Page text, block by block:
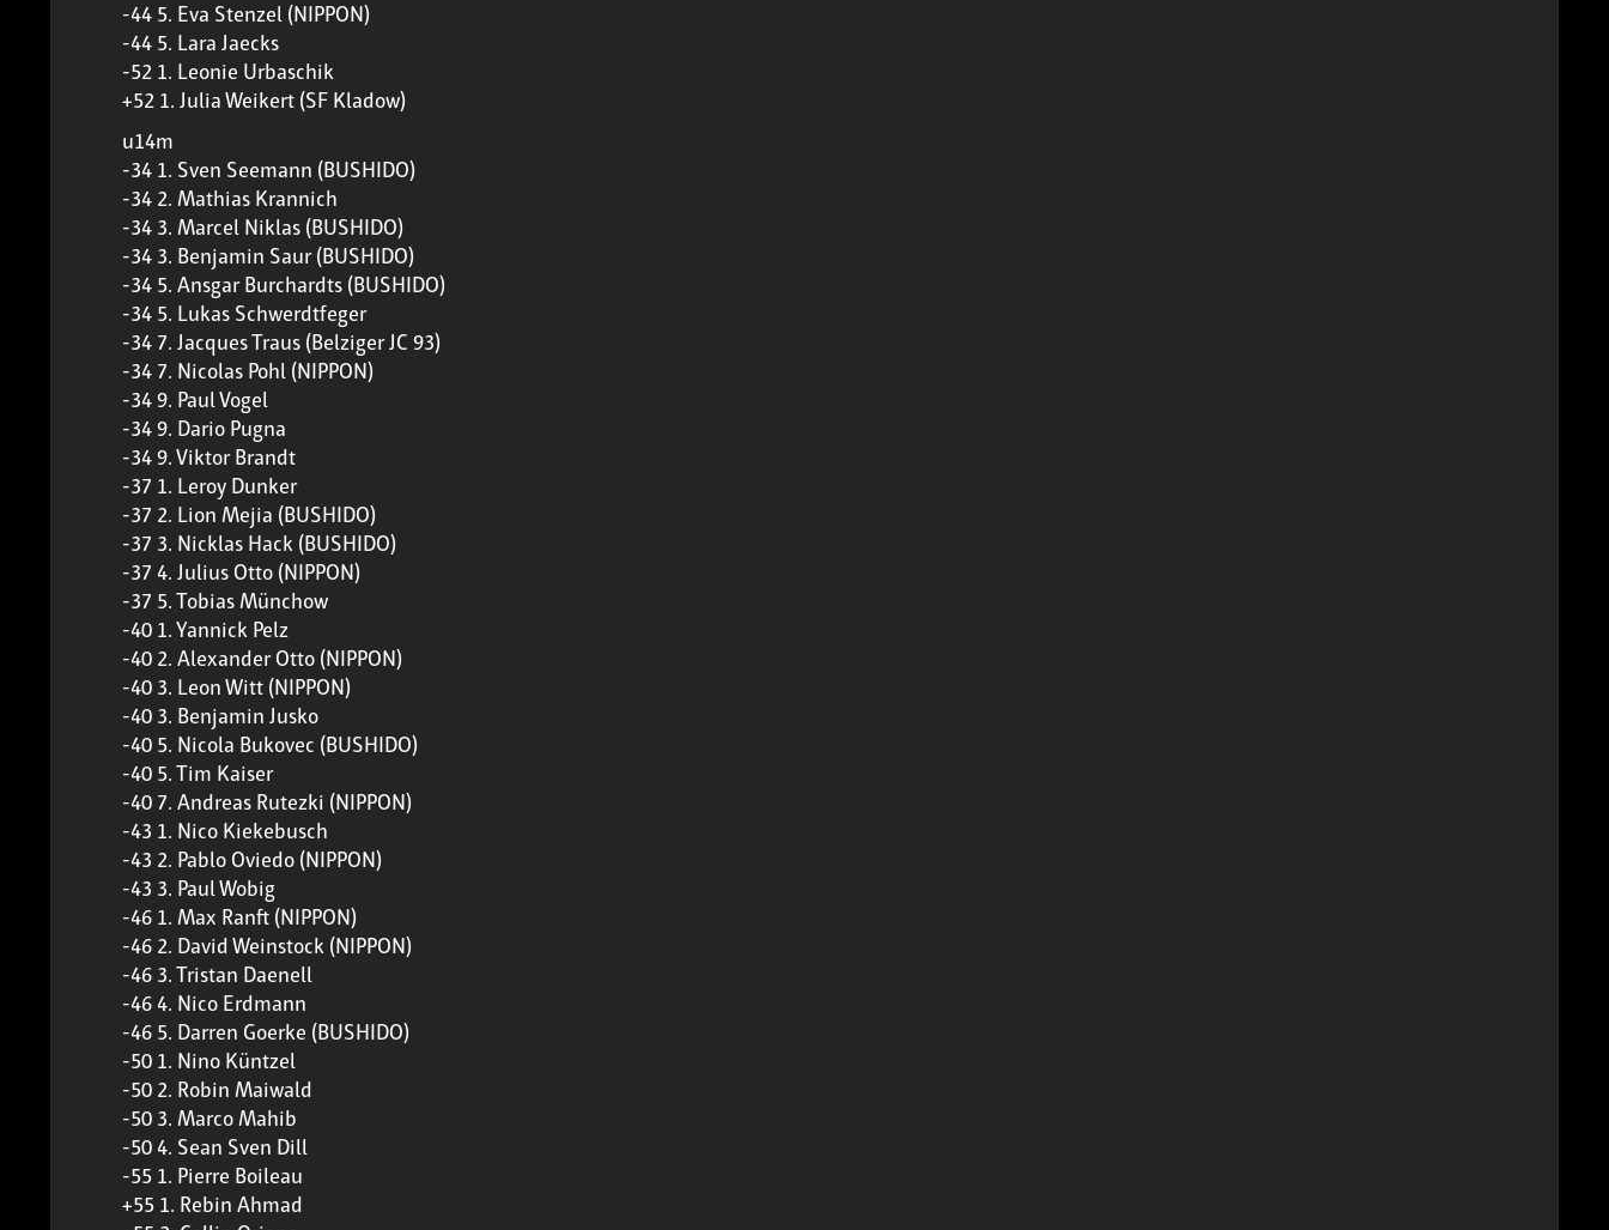
-44 5. Eva Stenzel (NIPPON)
-44 5. Lara Jaecks
-52 1. Leonie Urbaschik
+52 1. Julia Weikert (SF Kladow)
u14m
-34 1. Sven Seemann (BUSHIDO)
-34 2. Mathias Krannich
-34 3. Marcel Niklas (BUSHIDO)
-34 3. Benjamin Saur (BUSHIDO)
-34 5. Ansgar Burchardts (BUSHIDO)
-34 5. Lukas Schwerdtfeger
-34 7. Jacques Traus (Belziger JC 93)
-34 7. Nicolas Pohl (NIPPON)
-34 9. Paul Vogel
-34 9. Dario Pugna
-34 9. Viktor Brandt
-37 1. Leroy Dunker
-37 2. Lion Mejia (BUSHIDO)
-37 3. Nicklas Hack (BUSHIDO)
-37 4. Julius Otto (NIPPON)
-37 5. Tobias Münchow
-40 1. Yannick Pelz
-40 2. Alexander Otto (NIPPON)
-40 3. Leon Witt (NIPPON)
-40 3. Benjamin Jusko
-40 5. Nicola Bukovec (BUSHIDO)
-40 5. Tim Kaiser
-40 7. Andreas Rutezki (NIPPON)
-43 1. Nico Kiekebusch
-43 2. Pablo Oviedo (NIPPON)
-43 3. Paul Wobig
-46 1. Max Ranft (NIPPON)
-46 2. David Weinstock (NIPPON)
-46 3. Tristan Daenell
-46 4. Nico Erdmann
-46 5. Darren Goerke (BUSHIDO)
-50 1. Nino Küntzel
-50 2. Robin Maiwald
-50 3. Marco Mahib
-50 4. Sean Sven Dill
-55 1. Pierre Boileau
+55 1. Rebin Ahmad